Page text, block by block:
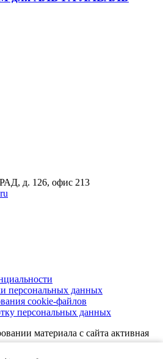
д. 126, офис 213
персональных данных
cookie-файлов
персональных данных
материала с сайта активная